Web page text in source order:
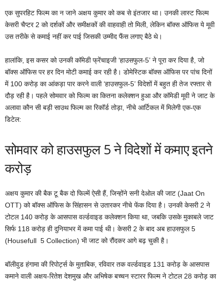
एक सुपरहिट फिल्म का न जाने अक्षय कुमार को कब से इंतजार था। उनकी लास्ट फिल्म
केसरी चैप्टर 2 को दर्शकों और समीक्षकों की वाहवाही तो मिली, लेकिन बॉक्स ऑफिस ये मूवी
उस तरीके से कमाई नहीं कर पाई जिसकी उम्मीद फैंस लगाए बैठे थे।
हालांकि, इस कसर को उनकी कॉमेडी फ्रेंचाइजी ‘हाउसफुल-5’ ने पूरा कर दिया है, जो
बॉक्स ऑफिस पर हर दिन मोटी कमाई कर रही है। डोमेस्टिक बॉक्स ऑफिस पर पांच दिनों
में 100 करोड़ का आंकड़ा पार करने वाली ‘हाउसफुल-5’ विदेशों में बहुत ही तेज रफ्तार से
दौड़ रही है। पहले सोमवार को फिल्म का कितना कलेक्शन हुआ और कॉमेडी मूवी ने जाट के
अलावा कौन सी बड़ी साउथ फिल्म का रिकॉर्ड तोड़ा, नीचे आर्टिकल में मिलेगी एक-एक
डिटेल:
सोमवार को हाउसफुल 5 ने विदेशों में कमाए इतने
करोड़
अक्षय कुमार की बैक टू बैक दो फिल्में ऐसी हैं, जिन्होंने सनी देओल की जाट (Jaat On
OTT) को बॉक्स ऑफिस के सिंहासन से उतारकर नीचे फेंक दिया है। उनकी केसरी 2 ने
टोटल 140 करोड़ के आसपास वर्ल्डवाइड कलेक्शन किया था, जबकि उसके मुकाबले जाट
सिर्फ 118 करोड़ ही दुनियाभर में कमा पाई थी। केसरी 2 के बाद अब हाउसफुल 5
(Housefull 5 Collection) भी जाट को रौंदकर आगे बढ़ चुकी है।
बॉलीवुड हंगामा की रिपोर्ट्स के मुताबिक, रविवार तक वर्ल्डवाइड 131 करोड़ के आसपास
कमाने वाली अक्षय-रितेश देशमुख और अभिषेक बच्चन स्टारर फिल्म ने टोटल 28 करोड़ का